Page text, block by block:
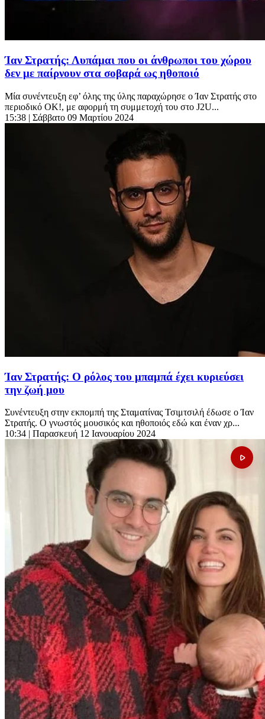
Ίαν Στρατής: Λυπάμαι που οι άνθρωποι του χώρου
δεν με παίρνουν στα σοβαρά ως ηθοποιό
Μία συνέντευξη εφ’ όλης της ύλης παραχώρησε ο Ίαν Στρατής στο
περιοδικό ΟΚ!, με αφορμή τη συμμετοχή του στο J2U...
15:38 | Σάββατο 09 Μαρτίου 2024
Ίαν Στρατής: Ο ρόλος του μπαμπά έχει κυριεύσει
την ζωή μου
Συνέντευξη στην εκπομπή της Σταματίνας Τσιμτσιλή έδωσε ο Ίαν
Στρατής. Ο γνωστός μουσικός και ηθοποιός εδώ και έναν χρ...
10:34 | Παρασκευή 12 Ιανουαρίου 2024